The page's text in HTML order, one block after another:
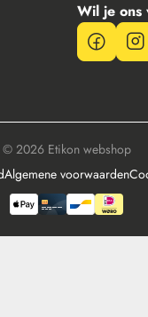
Wil je ons
© 2026 Etikon webshop
Algemene voorwaarden